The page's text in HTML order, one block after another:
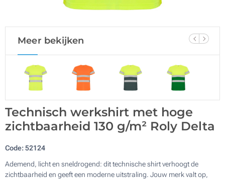
Meer bekijken
Technisch werkshirt met hoge
zichtbaarheid 130 g/m² Roly Delta
Code:52124
Ademend, licht en sneldrogend: dit technische shirt verhoogt de
zichtbaarheid en geeft een moderne uitstraling. Jouw merk valt op,